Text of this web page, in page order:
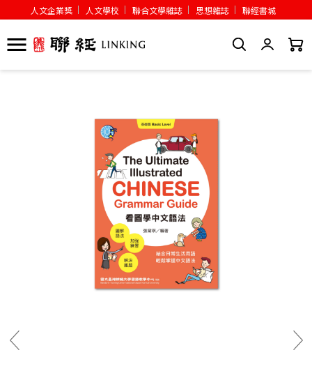
人文企業獎 人文學校 聯合文學雜誌 思想雜誌 聯經書城